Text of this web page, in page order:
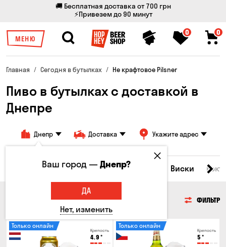
🚚 Бесплатная доставка от 700 грн
⚡Привезем до 90 минут
МЕНЮ
0 0
Главная Сегодня в бутылках Не крафтовое Pilsner
Пиво в бутылках с доставкой в
Днепре
Днепр Доставка Укажите адрес
Все товары Пиво Сидр Виски
ФИЛЬТР
Крепость
4.9 °
Только онлайн
Крепость
5 °
Только онлайн
Ваш город —Днепр?
ДА
Нет, изменить